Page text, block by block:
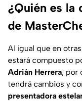
¿Quién es la
de
Al igual que en
estará compuesto
Adrián Herrera; por
tendrá cambios y
presentadora